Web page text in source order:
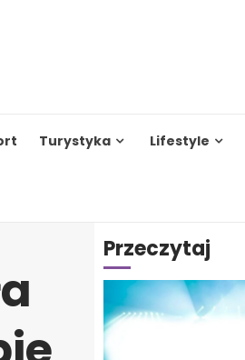
Turystyka Lifestyle
Przeczytaj